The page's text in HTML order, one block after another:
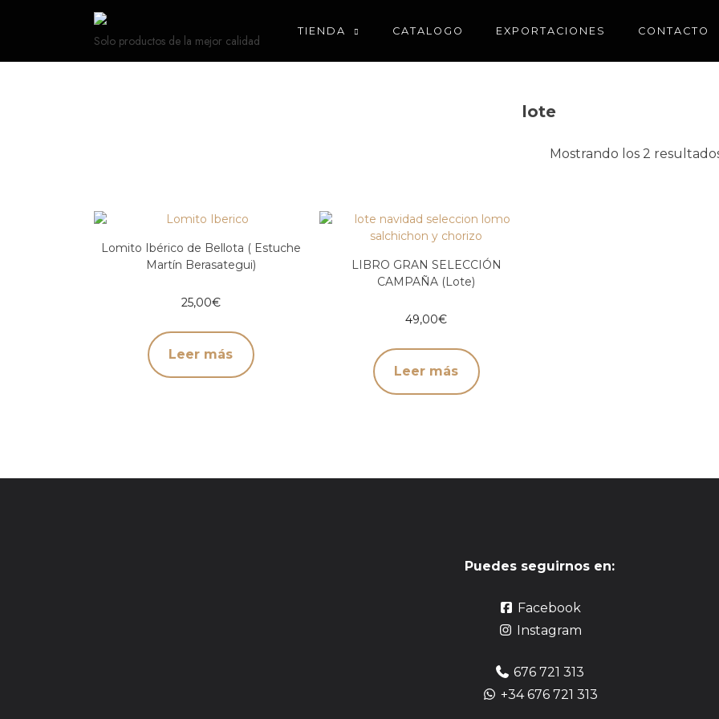
Solo productos de la mejor calidad
TIENDA CATALOGO EXPORTACIONES CONTACTO
lote
Mostrando los 2
Lomito Ibérico de Bellota ( Estuche
Martín Berasategui)
25,00€
Leer más
LIBRO GRAN SELECCIÓN
CAMPAÑA (Lote)
49,00€
Leer más
Puedes seguirnos en:
Facebook
Instagram
676 721 313
+34 676 721 313